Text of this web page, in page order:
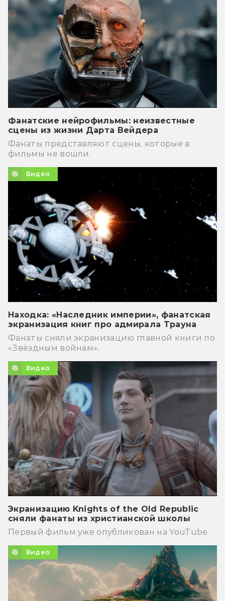
Фанатские нейрофильмы: неизвестные
сцены из жизни Дарта Вейдера
Фанаты представляют сцены, которые в
фильмы не вошли.
Видео
Находка: «Наследник империи», фанатская
экранизация книг про адмирала Трауна
Фанаты сняли экранизацию главной книги по
«Звёздным войнам».
Видео
Экранизацию Knights of the Old Republic
сняли фанаты из христианской школы
Первый фильм уже опубликован на YouTube.
Видео